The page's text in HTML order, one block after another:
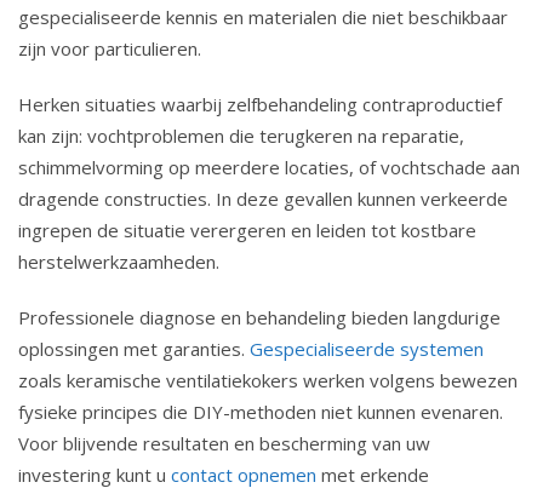
gespecialiseerde kennis en materialen die niet beschikbaar
zijn voor particulieren.
Herken situaties waarbij zelfbehandeling contraproductief
kan zijn: vochtproblemen die terugkeren na reparatie,
schimmelvorming op meerdere locaties, of vochtschade aan
dragende constructies. In deze gevallen kunnen verkeerde
ingrepen de situatie verergeren en leiden tot kostbare
herstelwerkzaamheden.
Professionele diagnose en behandeling bieden langdurige
oplossingen met garanties. Gespecialiseerde systemen
zoals keramische ventilatiekokers werken volgens bewezen
fysieke principes die DIY-methoden niet kunnen evenaren.
Voor blijvende resultaten en bescherming van uw
investering kunt u contact opnemen met erkende